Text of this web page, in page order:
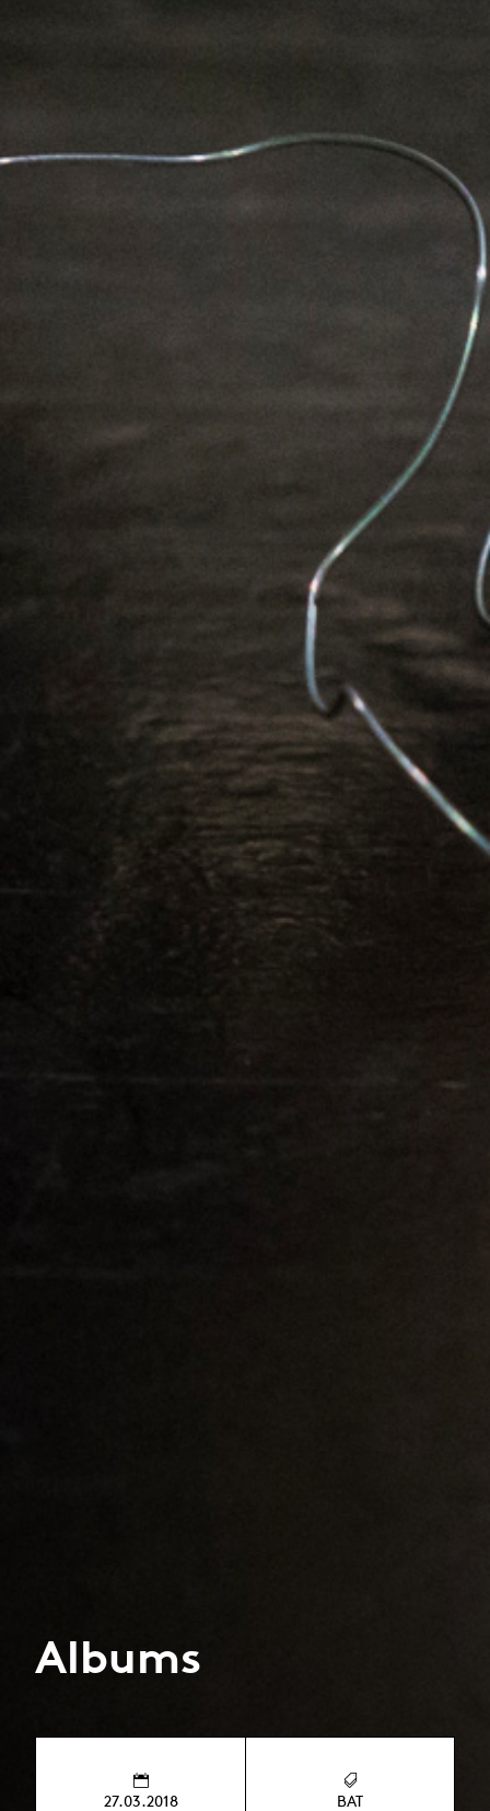
Albums
27.03.2018 BAT